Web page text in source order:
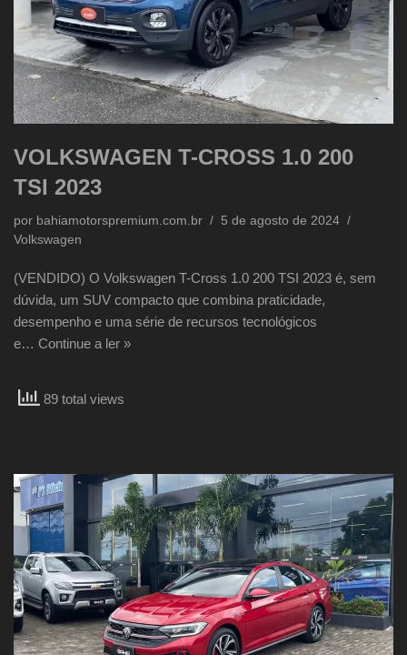
VOLKSWAGEN T-CROSS 1.0 200
TSI 2023
por bahiamotorspremium.com.br
5 de agosto de 2024
Volkswagen
(VENDIDO) O Volkswagen T-Cross 1.0 200 TSI 2023 é, sem
dúvida, um SUV compacto que combina praticidade,
desempenho e uma série de recursos tecnológicos
e… Continue a ler »
89 total views